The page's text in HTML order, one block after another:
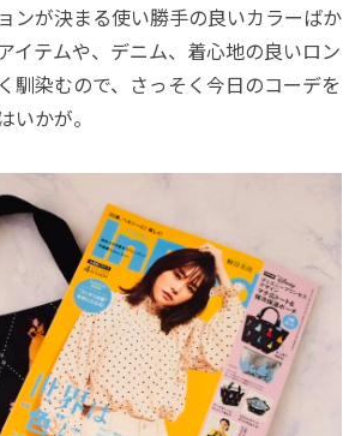
ンが決まる使い勝手の良いカラーばか
イテムや、デニム、着心地の良いロン
馴染むので、さっそく今日のコーデを
いかが。